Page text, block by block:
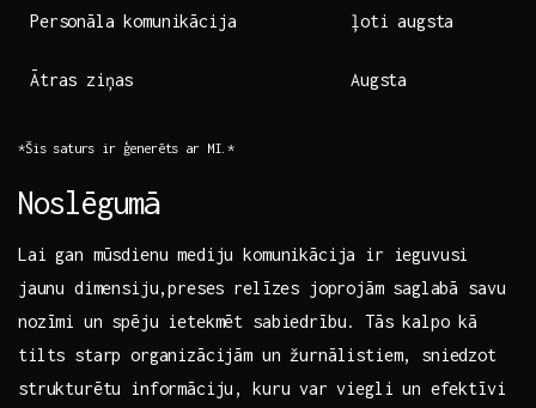
Personāla komunikācija ļoti augsta
Ātras ziņas Augsta
*Šis saturs ir ‍ģenerēts ar MI.*
Noslēgumā
Lai gan mūsdienu mediju komunikācija ir ieguvusi
⁤jaunu ‌dimensiju,preses relīzes joprojām ⁤saglabā savu
nozīmi un spēju ietekmēt sabiedrību. ​Tās kalpo kā‌
tilts starp organizācijām un ‍žurnālistiem, sniedzot
strukturētu informāciju, kuru var⁢ viegli un​ efektīvi